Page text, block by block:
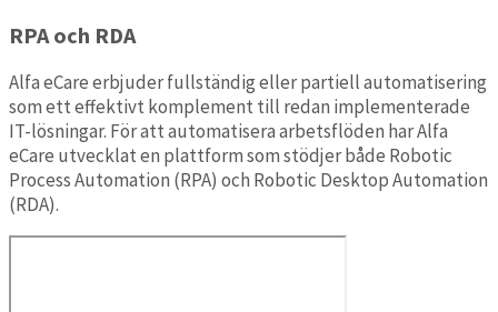
RPA och RDA
Alfa eCare erbjuder fullständig eller partiell automatisering
som ett effektivt komplement till redan implementerade
IT-lösningar. För att automatisera arbetsflöden har Alfa
eCare utvecklat en plattform som stödjer både Robotic
Process Automation (RPA) och Robotic Desktop Automation
(RDA).